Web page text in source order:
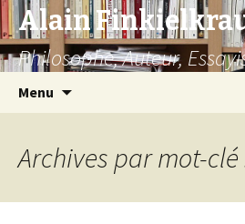
Alain
Philosophe, Auteur,
Menu
Archives par mot-clé